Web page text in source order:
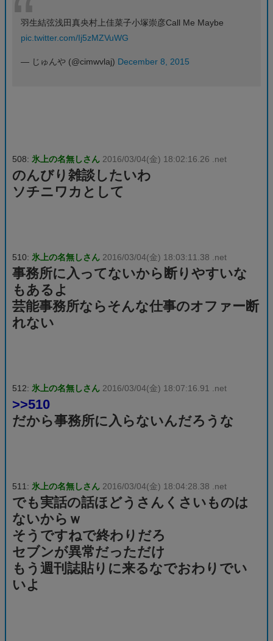
羽生結弦浅田真央村上佳菜子小塚崇彦Call Me Maybe
pic.twitter.com/Ij5zMZVuWG
— じゅんや (@cimwvlaj) December 8, 2015
508: 氷上の名無しさん 2016/03/04(金) 18:02:16.26 .net
のんびり雑談したいわ
ソチニワカとして
510: 氷上の名無しさん 2016/03/04(金) 18:03:11.38 .net
事務所に入ってないから断りやすいな
もあるよ
芸能事務所ならそんな仕事のオファー断
れない
512: 氷上の名無しさん 2016/03/04(金) 18:07:16.91 .net
>>510
だから事務所に入らないんだろうな
511: 氷上の名無しさん 2016/03/04(金) 18:04:28.38 .net
でも実話の話ほどうさんくさいものは
ないからｗ
そうですねで終わりだろ
セブンが異常だっただけ
もう週刊誌貼りに来るなでおわりでい
いよ